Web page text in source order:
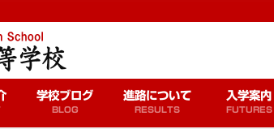
学校ブログ
BLOG
進路について
RESULTS
入学案内
FUTURES